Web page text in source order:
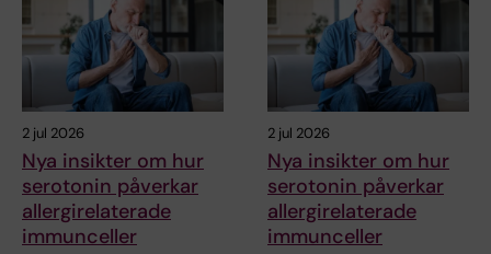
2 jul 2026
Nya insikter om hur
serotonin påverkar
allergirelaterade
immunceller
2 jul 2026
Nya insikter om hur
serotonin påverkar
allergirelaterade
immunceller